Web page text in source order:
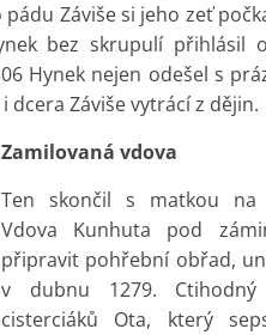
Záviše si jeho zeť
bez skrupulí přihlásil
Hynek nejen odešel s
dcera Záviše vytrácí z dějin.
Zamilovaná vdova
Ten skončil s matkou na
Vdova Kunhuta pod
připravit pohřební obřad,
v dubnu 1279.
cisterciáků Ota, který